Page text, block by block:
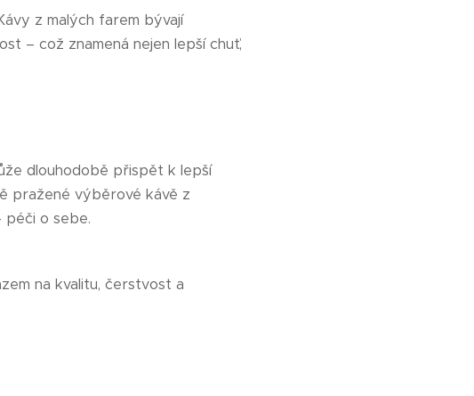
z malých farem bývají
– což znamená nejen lepší chuť,
dlouhodobě přispět k lepší
pražené výběrové kávě z
péči o sebe.
na kvalitu, čerstvost a